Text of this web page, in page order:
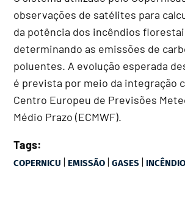
observações de satélites para
da potência dos incêndios
determinando as emissões de
poluentes. A evolução esperada
é prevista por meio da integração
Centro Europeu de Previsões
Médio Prazo (ECMWF).
Tags:
COPERNICU | EMISSÃO |GASES |